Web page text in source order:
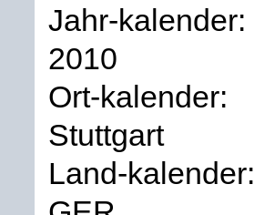
Jahr-kalender:
2010
Ort-kalender:
Stuttgart
Land-kalender: